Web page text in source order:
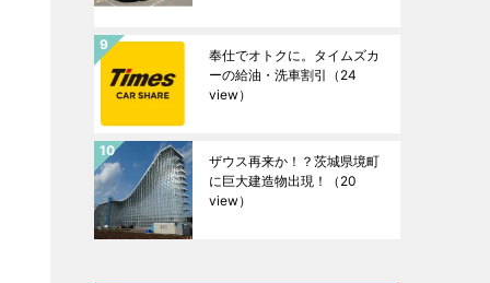
奉仕でオトクに。タイムズカ
ーの給油・洗車割引 （24
view）
ザウス再来か！？茨城県境町
に巨大建造物出現！
（20
view）